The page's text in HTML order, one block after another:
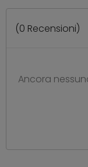
(0 Recensioni)
Ancora